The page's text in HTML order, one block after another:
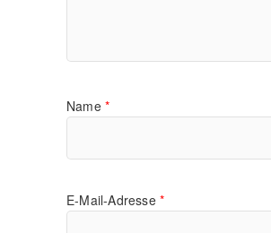
Name *
E-Mail-Adresse *